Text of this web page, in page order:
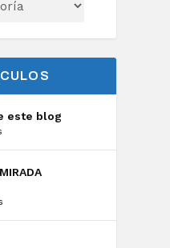
este blog